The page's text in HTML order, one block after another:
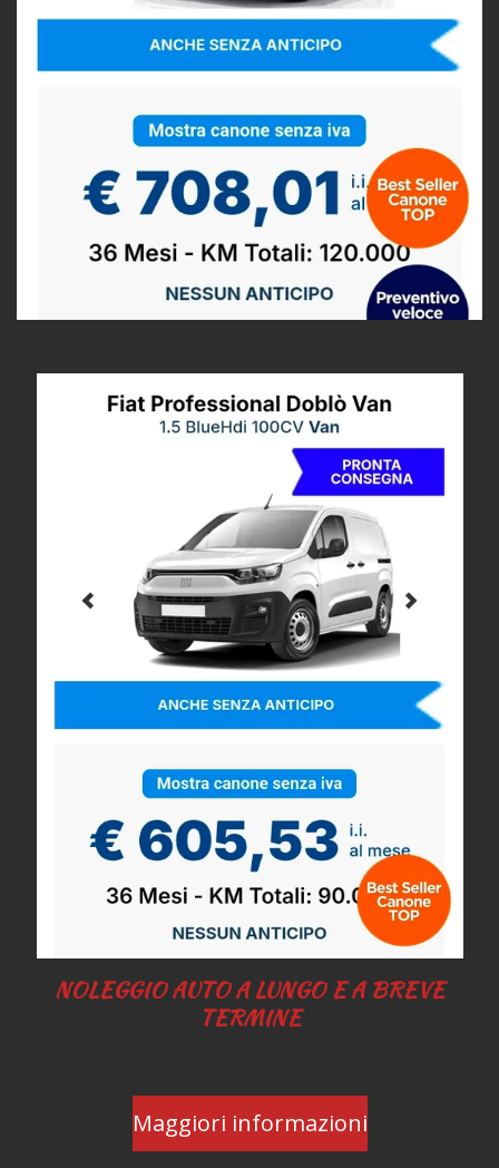
NOLEGGIO AUTO A LUNGO E A BREVE
TERMINE
Maggiori informazioni